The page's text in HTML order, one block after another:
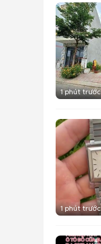
1 phút trước
1 phút trước